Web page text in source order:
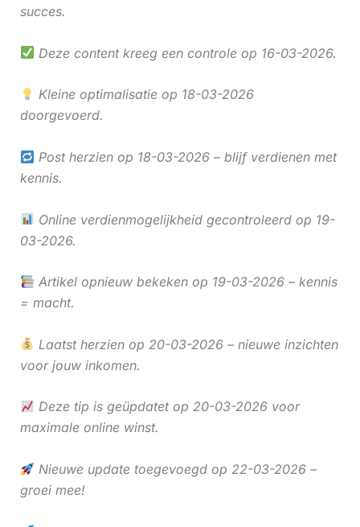
succes.
Deze content kreeg een controle op 16-03-2026.
Kleine optimalisatie op 18-03-2026
doorgevoerd.
Post herzien op 18-03-2026 – blijf verdienen met
kennis.
Online verdienmogelijkheid gecontroleerd op 19-
03-2026.
Artikel opnieuw bekeken op 19-03-2026 – kennis
= macht.
Laatst herzien op 20-03-2026 – nieuwe inzichten
voor jouw inkomen.
Deze tip is geüpdatet op 20-03-2026 voor
maximale online winst.
Nieuwe update toegevoegd op 22-03-2026 –
groei mee!